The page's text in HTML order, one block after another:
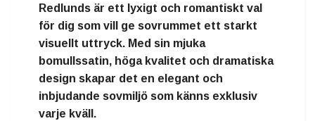
Redlunds är ett lyxigt och romantiskt val
för dig som vill ge sovrummet ett starkt
visuellt uttryck. Med sin mjuka
bomullssatin, höga kvalitet och dramatiska
design skapar det en elegant och
inbjudande sovmiljö som känns exklusiv
varje kväll.